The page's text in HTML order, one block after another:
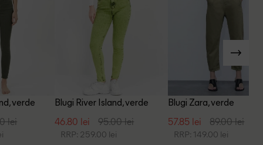
verde
lei
Blugi River Island, verde
46.80 lei 95.00 lei
RRP: 259.00 lei
Blugi Zara, verde
57.85 lei 89.00 lei
RRP: 149.00 lei